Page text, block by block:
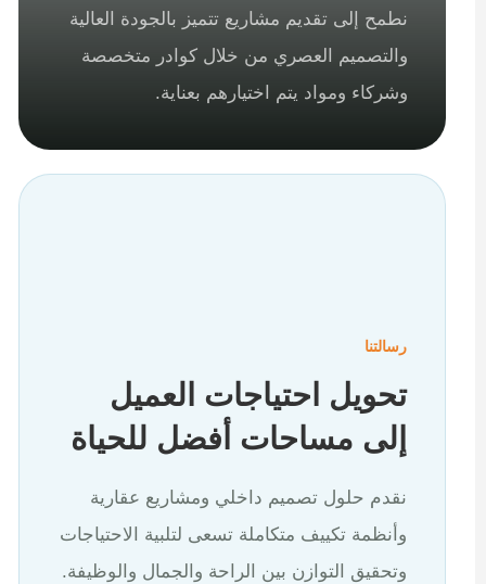
نطمح إلى تقديم مشاريع تتميز بالجودة العالية
والتصميم العصري من خلال كوادر متخصصة
وشركاء ومواد يتم اختيارهم بعناية.
رسالتنا
تحويل احتياجات العميل
إلى مساحات أفضل للحياة
نقدم حلول تصميم داخلي ومشاريع عقارية
وأنظمة تكييف متكاملة تسعى لتلبية الاحتياجات
وتحقيق التوازن بين الراحة والجمال والوظيفة.